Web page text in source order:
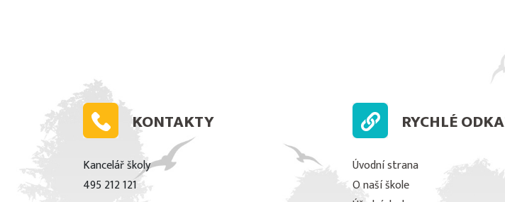
KONTAKTY
Kancelář školy
495 212 121
RYCHLÉ
Úvodní strana
O naší škole